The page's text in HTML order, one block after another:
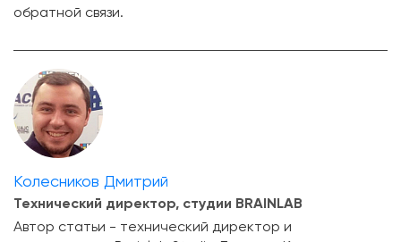
обратной связи.
Колесников Дмитрий
Технический директор, студии BRAINLAB
Автор статьи - технический директор и